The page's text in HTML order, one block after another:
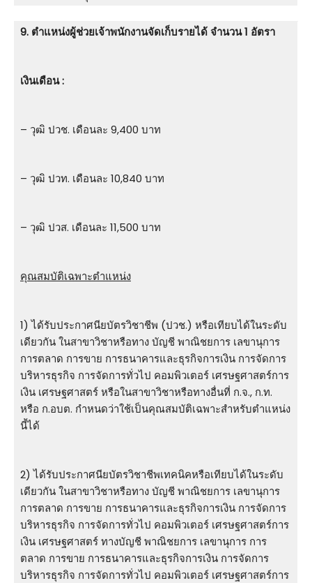
9. ตําแหน่งผู้ช่วยเจ้าพนักงานจัดเก็บรายได้ จำนวน 1 อัตรา
เงินเดือน :
– วุฒิ ปวช. เดือนละ 9,400 บาท
– วุฒิ ปวท. เดือนละ 10,840 บาท
– วุฒิ ปวส. เดือนละ 11,500 บาท
คุณสมบัติเฉพาะตำแหน่ง
1) ได้รับประกาศนียบัตรวิชาชีพ (ปวช.) หรือเทียบได้ในระดับ
เดียวกัน ในสาขาวิชาหรือทาง บัญชี พาณิชยการ เลขานุการ
การตลาด การขาย การธนาคารและธุรกิจการเงิน การจัดการ
บริหารธุรกิจ การจัดการทั่วไป คอมพิวเตอร์ เศรษฐศาสตร์การ
เงิน เศรษฐศาสตร์ หรือในสาขาวิชาหรือทางอื่นที่ ก.จ., ก.ท.
หรือ ก.อบต. กําหนดว่าใช้เป็นคุณสมบัติเฉพาะสําหรับตําแหน่ง
นี้ได้
2) ได้รับประกาศนียบัตรวิชาชีพเทคนิคหรือเทียบได้ในระดับ
เดียวกัน ในสาขาวิชาหรือทาง บัญชี พาณิชยการ เลขานุการ
การตลาด การขาย การธนาคารและธุรกิจการเงิน การจัดการ
บริหารธุรกิจ การจัดการทั่วไป คอมพิวเตอร์ เศรษฐศาสตร์การ
เงิน เศรษฐศาสตร์ ทางบัญชี พาณิชยการ เลขานุการ การ
ตลาด การขาย การธนาคารและธุรกิจการเงิน การจัดการ
บริหารธุรกิจ การจัดการทั่วไป คอมพิวเตอร์ เศรษฐศาสตร์การ